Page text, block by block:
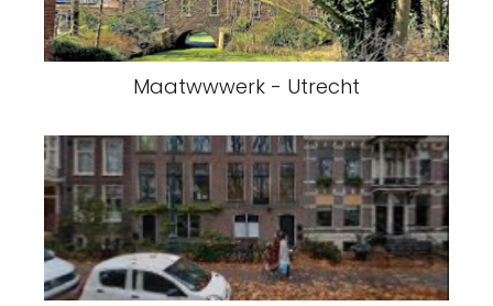
Maatwwwerk - Utrecht